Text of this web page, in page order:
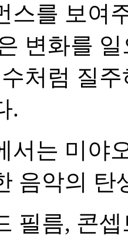
스를 보여
변화를
처럼 질
.
서는 미야
음악의 탄
필름, 콘